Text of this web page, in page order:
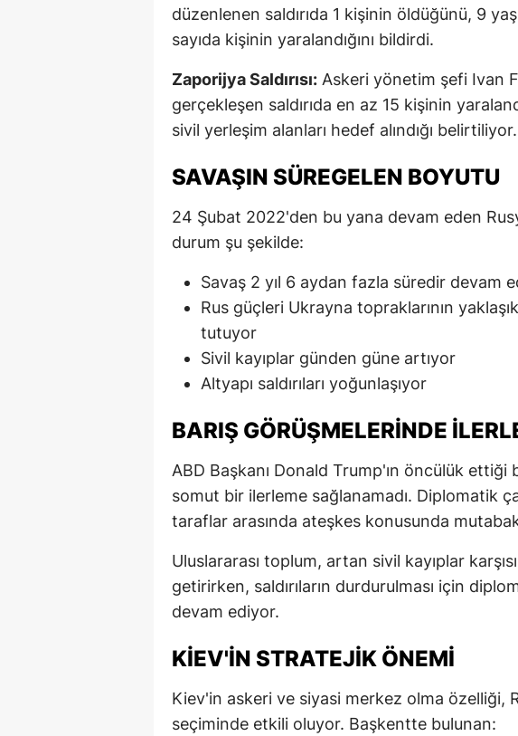
düzenlenen saldırıda 1 kişinin öldüğünü, 9
sayıda kişinin yaralandığını bildirdi.
Zaporijya Saldırısı: Askeri yönetim şefi Ivan
gerçekleşen saldırıda en az 15 kişinin
sivil yerleşim alanları hedef alındığı belirtiliyor.
SAVAŞIN SÜREGELEN BOYUTU
24 Şubat 2022'den bu yana devam eden
durum şu şekilde:
Savaş 2 yıl 6 aydan fazla süredir devam
Rus güçleri Ukrayna topraklarının
tutuyor
Sivil kayıplar günden güne artıyor
Altyapı saldırıları yoğunlaşıyor
BARIŞ GÖRÜŞMELERINDE
ABD Başkanı Donald Trump'ın öncülük ettiği
somut bir ilerleme sağlanamadı. Diplomatik
taraflar arasında ateşkes konusunda
Uluslararası toplum, artan sivil kayıplar
getirirken, saldırıların durdurulması için
devam ediyor.
KIEV'IN STRATEJIK ÖNEMI
Kiev'in askeri ve siyasi merkez olma özelliği,
seçiminde etkili oluyor. Başkentte bulunan: